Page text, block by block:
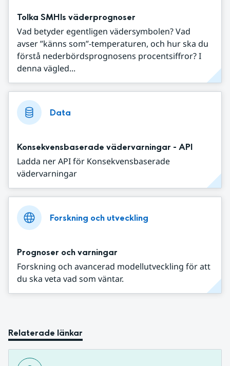
Tolka SMHIs väderprognoser
Vad betyder egentligen vädersymbolen? Vad
avser ”känns som”-temperaturen, och hur ska du
förstå nederbördsprognosens procentsiffror? I
denna vägled...
Data
Konsekvensbaserade vädervarningar - API
Ladda ner API för Konsekvensbaserade
vädervarningar
Forskning och utveckling
Prognoser och varningar
Forskning och avancerad modellutveckling för att
du ska veta vad som väntar.
Relaterade länkar